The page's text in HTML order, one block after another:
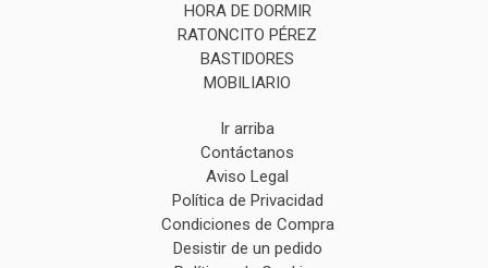
HORA DE DORMIR
RATONCITO PÉREZ
BASTIDORES
MOBILIARIO
Ir arriba
Contáctanos
Aviso Legal
Política de Privacidad
Condiciones de Compra
Desistir de un pedido